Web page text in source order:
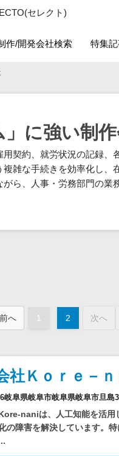
セレクト)
作/開発会社検索 特集
グ
WEB
人事（
人事（
経理・
法務・
業界・
データ
ブロッ
官公
」に強い制
契約、就労状況の記録、
雑な手続きを効率化し
ら、人事・労務部門の
前へ 1 2 次へ
社Ｋｏｒｅ－ｎ
岐阜県岐阜市岐阜県岐阜市旦島
naniは、人工知能を活用
の障害を解決しています。